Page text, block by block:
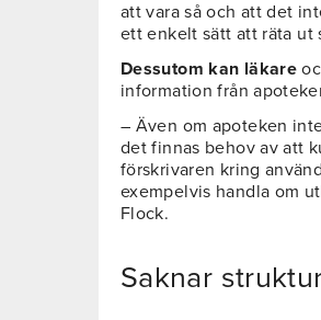
att vara så och att det
ett enkelt sätt att räta ut
Dessutom kan läkare
information från
– Även om apoteken
det finnas behov av att
förskrivaren kring
exempelvis handla om
Flock.
Saknar